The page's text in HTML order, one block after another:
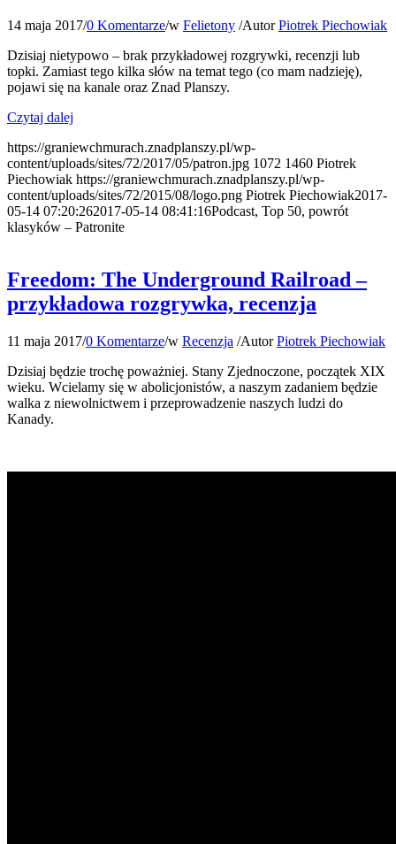
14 maja 2017/0 Komentarze/w Felietony /AutorPiotrek Piechowiak
Dzisiaj nietypowo – brak przykładowej rozgrywki, recenzji lub
topki. Zamiast tego kilka słów na temat tego (co mam nadzieję),
pojawi się na kanale oraz Znad Planszy.
Czytaj dalej
https://graniewchmurach.znadplanszy.pl/wp-
content/uploads/sites/72/2017/05/patron.jpg 1072 1460 Piotrek
Piechowiak https://graniewchmurach.znadplanszy.pl/wp-
content/uploads/sites/72/2015/08/logo.png Piotrek Piechowiak2017-
05-14 07:20:262017-05-14 08:41:16Podcast, Top 50, powrót
klasyków – Patronite
Freedom: The Underground Railroad –
przykładowa rozgrywka, recenzja
11 maja 2017/0 Komentarze/w Recenzja /AutorPiotrek Piechowiak
Dzisiaj będzie trochę poważniej. Stany Zjednoczone, początek XIX
wieku. Wcielamy się w abolicjonistów, a naszym zadaniem będzie
walka z niewolnictwem i przeprowadzenie naszych ludzi do
Kanady.